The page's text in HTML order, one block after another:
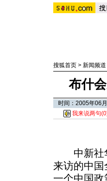
搜狐首页 > 新闻频道
布什
时间：2005年06
我来说两句(0
中新社华
来访的中
一个中国政